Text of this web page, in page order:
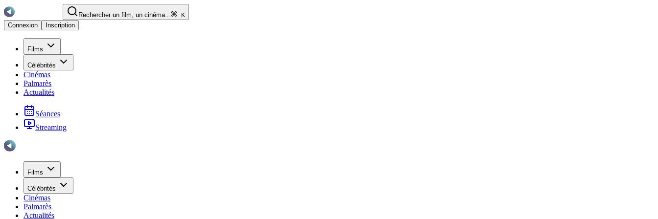
Rechercher un film, un cinéma...
K
Connexion
Inscription
Films
Célébrités
Cinémas
Palmarès
Actualités
Séances
Streaming
Films
Célébrités
Cinémas
Palmarès
Actualités